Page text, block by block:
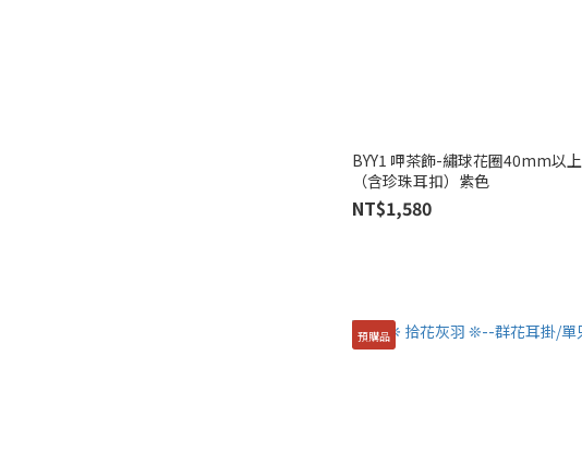
BYY1 呷茶飾-繡球花圈40mm以上
（含珍珠耳扣）紫色
NT$1,580
預購品